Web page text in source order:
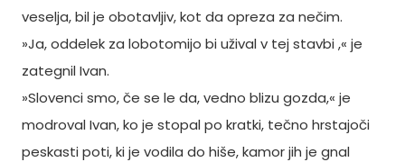
veselja, bil je obotavljiv, kot da opreza za nečim.
»Ja, oddelek za lobotomijo bi užival v tej stavbi ,« je
zategnil Ivan.
»Slovenci smo, če se le da, vedno blizu gozda,« je
modroval Ivan, ko je stopal po kratki, tečno hrstajoči
peskasti poti, ki je vodila do hiše, kamor jih je gnal